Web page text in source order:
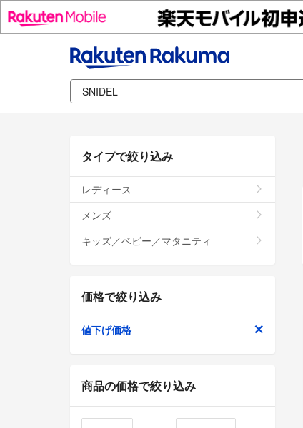
タイプで絞り込み
レディース
メンズ
キッズ／ベビー／マタニティ
価格で絞り込み
値下げ価格
商品の価格で絞り込み